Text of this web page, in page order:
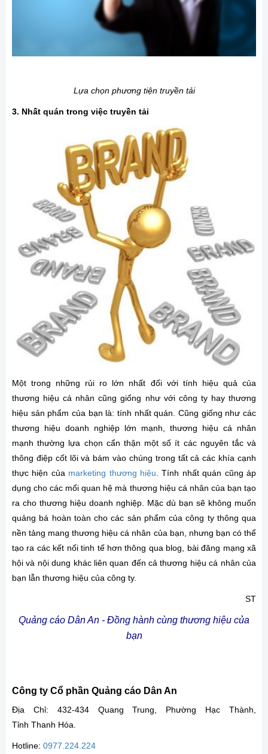
Lựa chọn phương tiện truyền tải
3. Nhất quán trong việc truyền tải
Một trong những rủi ro lớn nhất đối với tính hiệu quả của
thương hiệu cá nhân cũng giống như với công ty hay thương
hiệu sản phẩm của bạn là: tính nhất quán. Cũng giống như các
thương hiệu doanh nghiệp lớn mạnh, thương hiệu cá nhân
mạnh thường lựa chọn cẩn thận một số ít các nguyên tắc và
thông điệp cốt lõi và bám vào chúng trong tất cả các khía cạnh
thực hiện của marketing thương hiệu . Tính nhất quán cũng áp
dụng cho các mối quan hệ mà thương hiệu cá nhân của bạn tạo
ra cho thương hiệu doanh nghiệp. Mặc dù bạn sẽ không muốn
quảng bá hoàn toàn cho các sản phẩm của công ty thông qua
nền tảng mang thương hiệu cá nhân của bạn, nhưng bạn có thể
tạo ra các kết nối tinh tế hơn thông qua blog, bài đăng mạng xã
hội và nội dung khác liên quan đến cả thương hiệu cá nhân của
bạn lẫn thương hiệu của công ty.
ST
Quảng cáo Dân An - Đồng hành cùng thương hiệu của
bạn
Công ty Cổ phần Quảng cáo Dân An
Địa Chỉ: 432-434 Quang Trung, Phường Hạc Thành,
Tỉnh Thanh Hóa.
Hotline: 0977.224.224